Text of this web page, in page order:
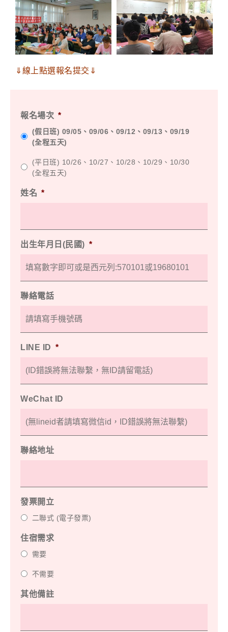
⇓線上點選報名提交⇓
報名場次 *
(假日班) 09/05、09/06、09/12、09/13、09/19
(全程五天)
(平日班) 10/26、10/27、10/28、10/29、10/30
(全程五天)
姓名 *
出生年月日(民國) *
聯絡電話
LINE ID *
WeChat ID
聯絡地址
發票開立
二聯式 (電子發票)
住宿需求
需要
不需要
其他備註